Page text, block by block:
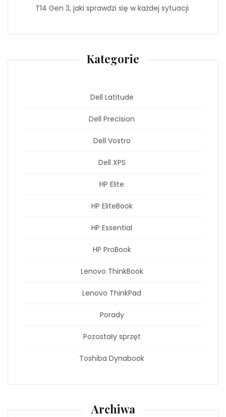
T14 Gen 3, jaki sprawdzi się w każdej sytuacji
Kategorie
Dell Latitude
Dell Precision
Dell Vostro
Dell XPS
HP Elite
HP EliteBook
HP Essential
HP ProBook
Lenovo ThinkBook
Lenovo ThinkPad
Porady
Pozostały sprzęt
Toshiba Dynabook
Archiwa